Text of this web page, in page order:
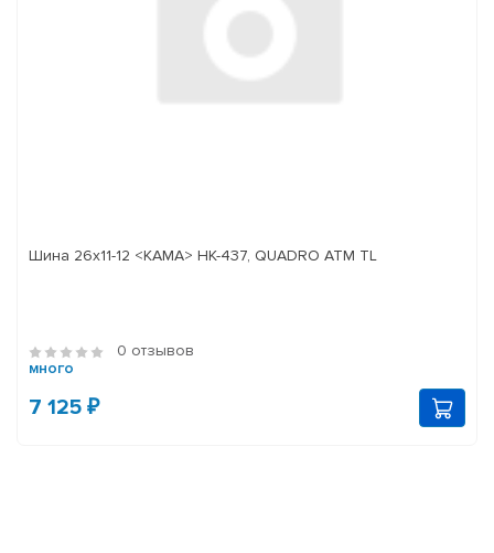
Шина 26х11-12 <КАМА> НК-437, QUADRO ATM TL
0 отзывов
много
7 125 ₽